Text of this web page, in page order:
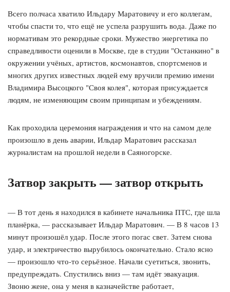
Всего полчаса хватило Ильдару Маратовичу и его коллегам,
чтобы спасти то, что ещё не успела разрушить вода. Даже по
нормативам это рекордные сроки. Мужество энергетика по
справедливости оценили в Москве, где в студии "Останкино" в
окружении учёных, артистов, космонавтов, спортсменов и
многих других известных людей ему вручили премию имени
Владимира Высоцкого "Своя колея", которая присуждается
людям, не изменяющим своим принципам и убеждениям.
Как проходила церемония награждения и что на самом деле
произошло в день аварии, Ильдар Маратович рассказал
журналистам на прошлой недели в Саяногорске.
Затвор закрыть — затвор открыть
— В тот день я находился в кабинете начальника ПТС, где шла
планёрка, — рассказывает Ильдар Маратович. — В 8 часов 13
минут произошёл удар. После этого погас свет. Затем снова
удар, и электричество вырубилось окончательно. Стало ясно
— произошло что-то серьёзное. Начали суетиться, звонить,
предупреждать. Спустились вниз — там идёт эвакуация.
Звоню жене, она у меня в казначействе работает,